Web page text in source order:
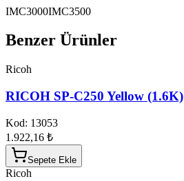
IMC3000IMC3500
Benzer Ürünler
Ricoh
RICOH SP-C250 Yellow (1.6K)
Kod: 13053
1.922,16 ₺
Sepete Ekle
Ricoh